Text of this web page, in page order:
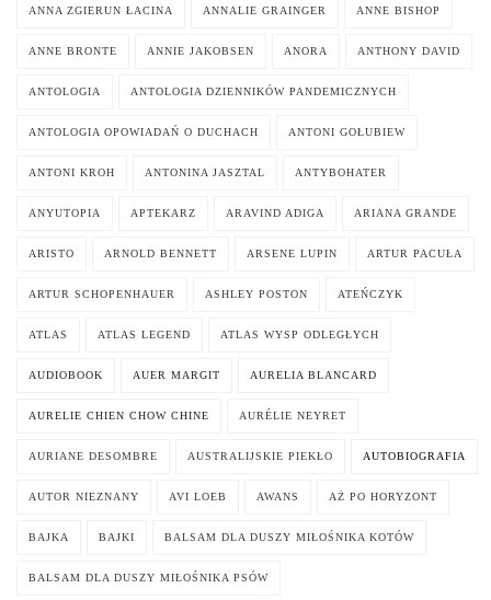
ANNA ZGIERUN ŁACINA ANNALIE GRAINGER ANNE BISHOP
ANNE BRONTE ANNIE JAKOBSEN ANORA ANTHONY DAVID
ANTOLOGIA ANTOLOGIA DZIENNIKÓW PANDEMICZNYCH
ANTOLOGIA OPOWIADAŃ O DUCHACH ANTONI GOŁUBIEW
ANTONI KROH ANTONINA JASZTAL ANTYBOHATER
ANYUTOPIA APTEKARZ ARAVIND ADIGA ARIANA GRANDE
ARISTO ARNOLD BENNETT ARSENE LUPIN ARTUR PACUŁA
ARTUR SCHOPENHAUER ASHLEY POSTON ATEŃCZYK
ATLAS ATLAS LEGEND ATLAS WYSP ODLEGŁYCH
AUDIOBOOK AUER MARGIT AURELIA BLANCARD
AURELIE CHIEN CHOW CHINE AURÉLIE NEYRET
AURIANE DESOMBRE AUSTRALIJSKIE PIEKŁO AUTOBIOGRAFIA
AUTOR NIEZNANY AVI LOEB AWANS AŻ PO HORYZONT
BAJKA BAJKI BALSAM DLA DUSZY MIŁOŚNIKA KOTÓW
BALSAM DLA DUSZY MIŁOŚNIKA PSÓW